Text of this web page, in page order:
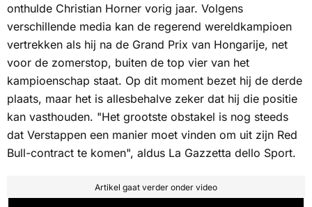
onthulde Christian Horner vorig jaar. Volgens
verschillende media kan de regerend wereldkampioen
vertrekken als hij na de Grand Prix van Hongarije, net
voor de zomerstop, buiten de top vier van het
kampioenschap staat. Op dit moment bezet hij de derde
plaats, maar het is allesbehalve zeker dat hij die positie
kan vasthouden. "Het grootste obstakel is nog steeds
dat Verstappen een manier moet vinden om uit zijn Red
Bull-contract te komen", aldus La Gazzetta dello Sport.
Artikel gaat verder onder video